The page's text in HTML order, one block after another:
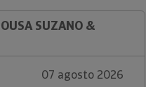
SUZANO &
07 agosto 2026